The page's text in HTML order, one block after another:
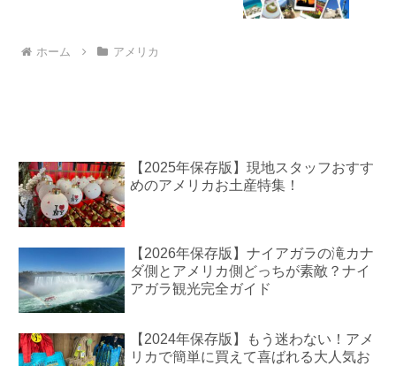
ホーム アメリカ
【2025年保存版】現地スタッフおすす
めのアメリカお土産特集！
【2026年保存版】ナイアガラの滝カナ
ダ側とアメリカ側どっちが素敵？ナイ
アガラ観光完全ガイド
【2024年保存版】もう迷わない！アメ
リカで簡単に買えて喜ばれる大人気お